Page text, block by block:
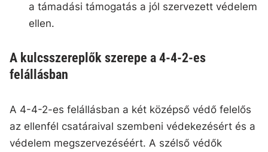
a támadási támogatás a jól szervezett védelem
ellen.
A kulcsszereplők szerepe a 4-4-2-es
felállásban
A 4-4-2-es felállásban a két középső védő felelős
az ellenfél csatáraival szembeni védekezésért és a
védelem megszervezéséért. A szélső védők